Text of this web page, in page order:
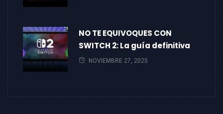
NO TE EQUIVOQUES CON
SWITCH 2: La guía definitiva
NOVIEMBRE 27, 2025